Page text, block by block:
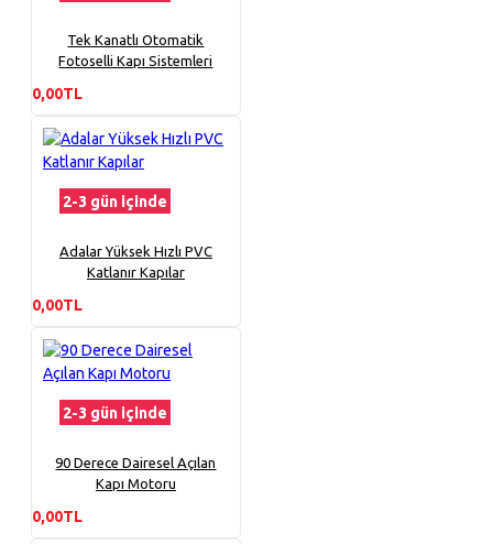
Tek Kanatlı Otomatik
Fotoselli Kapı Sistemleri
0,00TL
2-3 gün içinde
Adalar Yüksek Hızlı PVC
Katlanır Kapılar
0,00TL
2-3 gün içinde
90 Derece Dairesel Açılan
Kapı Motoru
0,00TL